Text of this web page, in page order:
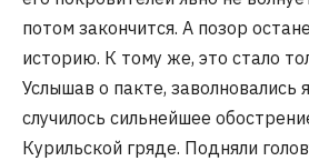
потом закончится. А позор
историю. К тому же, это стало
Услышав о пакте, заволновались
случилось сильнейшее
Курильской гряде. Подняли